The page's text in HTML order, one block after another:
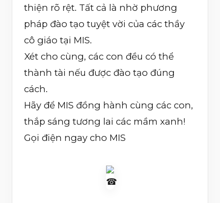
thiện rõ rệt. Tất cả là nhờ phương
pháp đào tạo tuyệt vời của các thầy
cô giáo tại MIS.
Xét cho cùng, các con đều có thể
thành tài nếu được đào tạo đúng
cách.
Hãy để MIS đồng hành cùng các con,
thắp sáng tương lai các mầm xanh!
Gọi điện ngay cho MIS